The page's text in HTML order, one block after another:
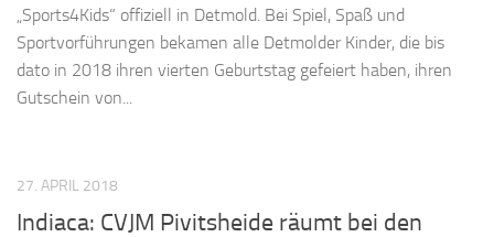
„Sports4Kids“ offiziell in Detmold. Bei Spiel, Spaß und
Sportvorführungen bekamen alle Detmolder Kinder, die bis
dato in 2018 ihren vierten Geburtstag gefeiert haben, ihren
Gutschein von...
27. APRIL 2018
Indiaca: CVJM Pivitsheide räumt bei den